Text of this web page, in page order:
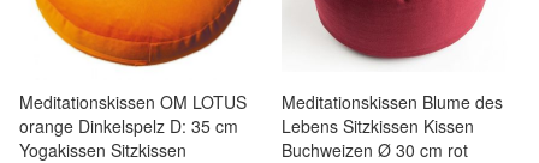
Meditationskissen OM LOTUS
orange Dinkelspelz D: 35 cm
Yogakissen Sitzkissen
Meditationskissen Blume des
Lebens Sitzkissen Kissen
Buchweizen Ø 30 cm rot